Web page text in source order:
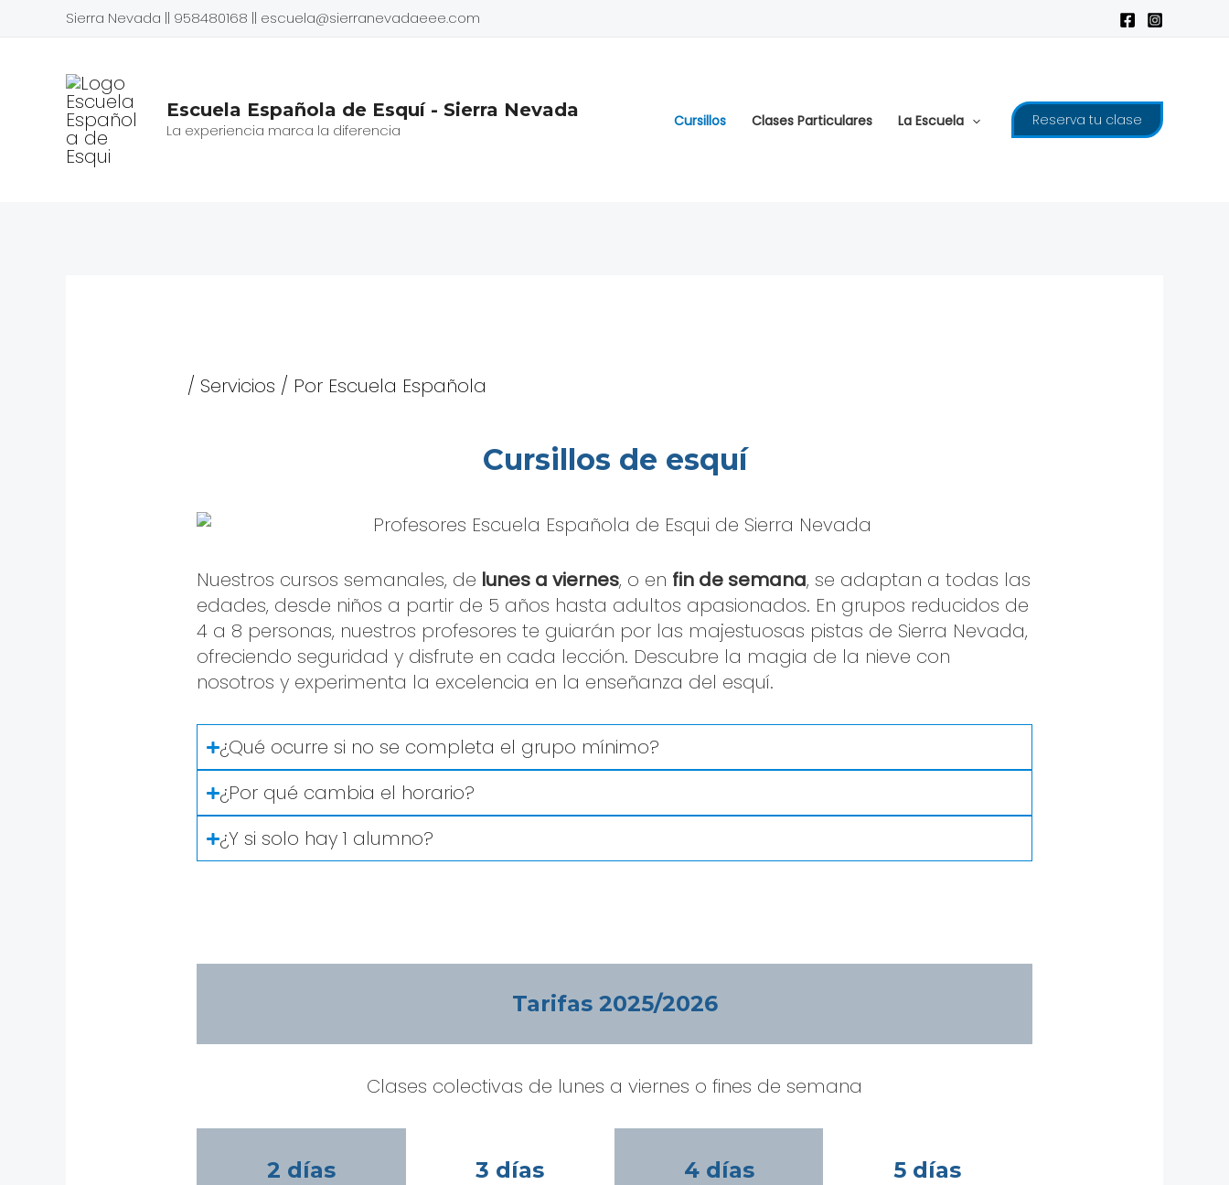
Sierra Nevada || 958480168 || escuela@sierranevadaeee.com
Escuela Española de Esquí - Sierra Nevada
La experiencia marca la diferencia Cursillos Clases Particulares La Escuela Reserva tu clase
/ Servicios / Por Escuela Española
Cursillos de esquí
Nuestros cursos semanales, de lunes a viernes, o en fin de semana, se adaptan a todas las
edades, desde niños a partir de 5 años hasta adultos apasionados. En grupos reducidos de
4 a 8 personas, nuestros profesores te guiarán por las majestuosas pistas de Sierra Nevada,
ofreciendo seguridad y disfrute en cada lección. Descubre la magia de la nieve con
nosotros y experimenta la excelencia en la enseñanza del esquí.
¿Qué ocurre si no se completa el grupo mínimo?
¿Por qué cambia el horario?
¿Y si solo hay 1 alumno?
Tarifas 2025/2026
Clases colectivas de lunes a viernes o fines de semana
2 días 3 días 4 días 5 días
Navegación